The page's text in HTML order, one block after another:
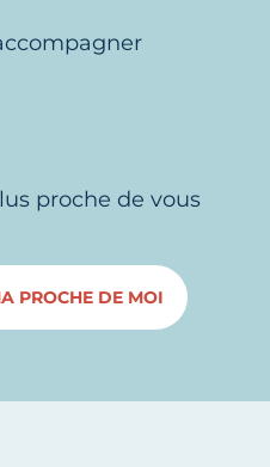
proche de vous
PROCHE DE MOI